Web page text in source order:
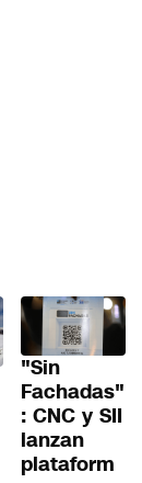
"Sin
Fachadas"
: CNC y SII
lanzan
plataform